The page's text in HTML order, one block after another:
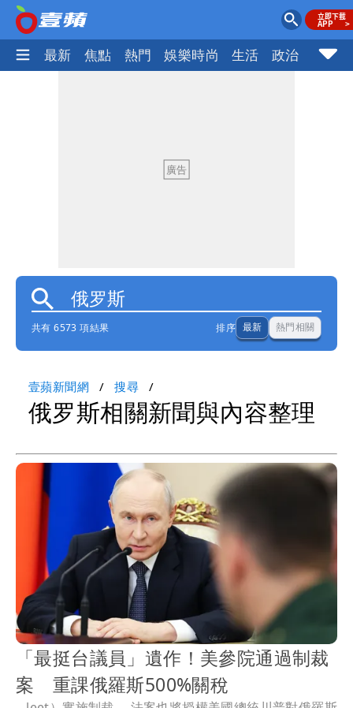
最新 焦點 熱門 娛樂時尚 生活 政治 社會
共有 6573 項結果 排序 最新 熱門相關
壹蘋新聞網 搜尋
俄罗斯相關新聞與內容整理
「最挺台議員」遺作！美參院通過制裁
案 重課俄羅斯500%關稅